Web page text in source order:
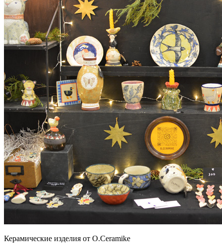
Керамические изделия от O.Ceramike